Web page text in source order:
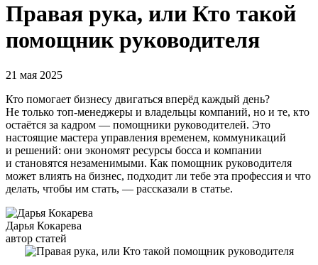
Правая рука, или Кто такой
помощник руководителя
21 мая 2025
Кто помогает бизнесу двигаться вперёд каждый день?
Не только топ-менеджеры и владельцы компаний, но и те, кто
остаётся за кадром — помощники руководителей. Это
настоящие мастера управления временем, коммуникаций
и решений: они экономят ресурсы босса и компании
и становятся незаменимыми. Как помощник руководителя
может влиять на бизнес, подходит ли тебе эта профессия и что
делать, чтобы им стать, — рассказали в статье.
Дарья Кокарева
автор статей